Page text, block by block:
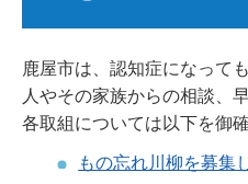
鹿屋市は、認知症になって
人やその家族からの相談、
各取組については以下を御
もの忘れ川柳を募集